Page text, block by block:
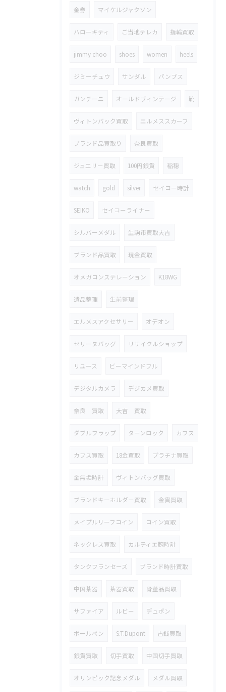
金券 マイケルジャクソン
ハローキティ ご当地テレカ 指輪買取
jimmy choo shoes women heels
ジミーチュウ サンダル パンプス
ガンチーニ オールドヴィンテージ 靴
ヴィトンバック買取 エルメススカーフ
ブランド品買取り 奈良買取
ジュエリー買取 100円銀貨 稲穂
watch gold silver セイコー時計
SEIKO セイコーライナー
シルバーメダル 生駒市買取大吉
ブランド品買取 現金買取
オメガコンステレーション K18WG
遺品整理 生前整理
エルメスアクセサリー オデオン
セリーヌバッグ リサイクルショップ
リユース ビーマインドフル
デジタルカメラ デジカメ買取
奈良 買取 大吉 買取
ダブルフラップ ターンロック カフス
カフス買取 18金買取 プラチナ買取
金無垢時計 ヴィトンバッグ買取
ブランドキーホルダー買取 金貨買取
メイプルリーフコイン コイン買取
ネックレス買取 カルティエ腕時計
タンクフランセーズ ブランド時計買取
中国茶器 茶器買取 骨董品買取
サファイア ルビー デュポン
ボールペン S.T.Dupont 古銭買取
銀貨買取 切手買取 中国切手買取
オリンピック記念メダル メダル買取